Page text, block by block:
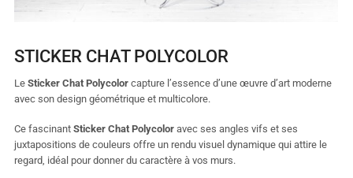
STICKER CHAT POLYCOLOR
Le Sticker Chat Polycolor capture l’essence d’une œuvre d’art moderne
avec son design géométrique et multicolore.
Ce fascinant Sticker Chat Polycolor avec ses angles vifs et ses
juxtapositions de couleurs offre un rendu visuel dynamique qui attire le
regard, idéal pour donner du caractère à vos murs.